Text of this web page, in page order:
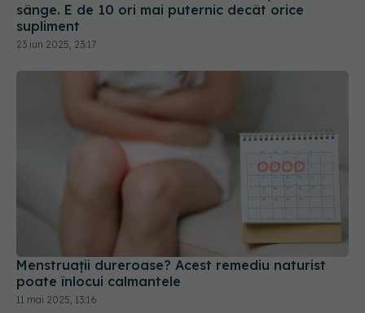
sânge. E de 10 ori mai puternic decât orice
supliment
23 iun 2025, 23:17
Menstruații dureroase? Acest remediu naturist
poate înlocui calmantele
11 mai 2025, 13:16